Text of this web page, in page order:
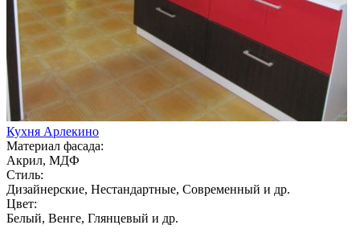
Кухня Арлекино
Материал фасада:
Акрил, МДФ
Стиль:
Дизайнерские, Нестандартные, Современный и др.
Цвет:
Белый, Венге, Глянцевый и др.